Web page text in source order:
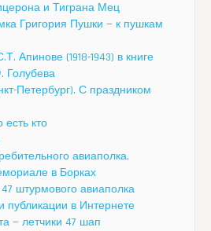
и Тиграна Мец
Григория Пушки — к пушкам
Апинове (1918-1943) в книге
Голубева
Петербург). С праздником
кто
авиаполка,
в Борках
штурмового авиаполка
публикации в Интернете
— летчики 47 шап